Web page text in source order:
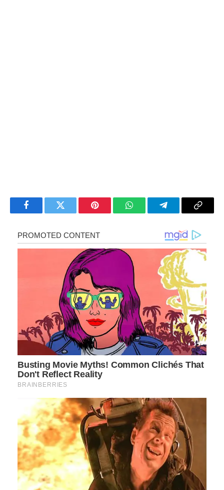
FacebookTwitter Pinterest WhatsAppTelegramCopy